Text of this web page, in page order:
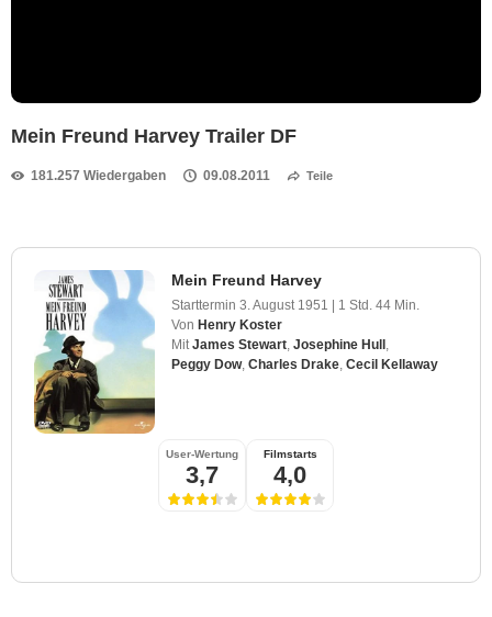
Mein Freund Harvey Trailer DF
181.257 Wiedergaben 09.08.2011 Teile
Mein Freund Harvey
Starttermin 3. August 1951 | 1 Std. 44 Min.
Von Henry Koster
Mit James Stewart Josephine Hull
Peggy Dow, Charles Drake Cecil Kellaway
User-Wertung
3,7
Filmstarts
4,0